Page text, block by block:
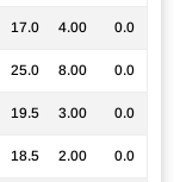
17.0 4.00 0.0
25.0 8.00 0.0
19.5 3.00 0.0
18.5 2.00 0.0